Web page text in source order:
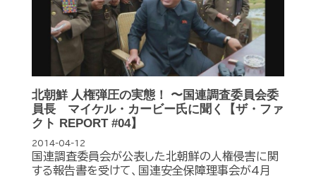
北朝鮮 人権弾圧の実態！ 〜国連調査委員会委
員長 マイケル・カービー氏に聞く【ザ・ファ
クト REPORT #04】
2014-04-12
国連調査委員会が公表した北朝鮮の人権侵害に関
する報告書を受けて、国連安全保障理事会が4月